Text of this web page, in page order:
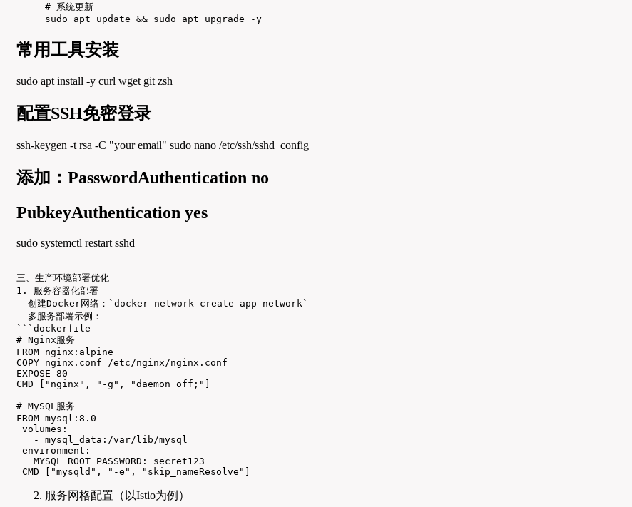
# 系统更新
sudo apt update && sudo apt upgrade -y
常用工具安装
sudo apt install -y curl wget git zsh
配置SSH免密登录
ssh-keygen -t rsa -C "your email" sudo nano /etc/ssh/sshd_config
添加：PasswordAuthentication no
PubkeyAuthentication yes
sudo systemctl restart sshd
三、生产环境部署优化
1. 服务容器化部署
- 创建Docker网络：`docker network create app-network`
- 多服务部署示例：
```dockerfile
# Nginx服务
FROM nginx:alpine
COPY nginx.conf /etc/nginx/nginx.conf
EXPOSE 80
CMD ["nginx", "-g", "daemon off;"]
# MySQL服务
FROM mysql:8.0
volumes:
   - mysql_data:/var/lib/mysql
environment:
   MYSQL_ROOT_PASSWORD: secret123
CMD ["mysqld", "-e", "skip_nameResolve"]
服务网格配置（以Istio为例）